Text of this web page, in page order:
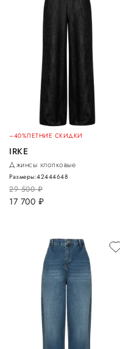
–40%ЛЕТНИЕ СКИДКИ
IRKE
Джинсы хлопковые
29 500руб.
17 700 руб.
Размеры:42444648